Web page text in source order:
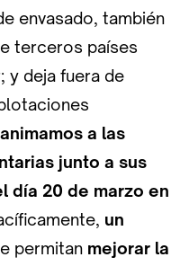
envasado, también
terceros países
y deja fuera de
animamos a las
junto a sus
día 20 de marzo en
un
permitan mejorar la